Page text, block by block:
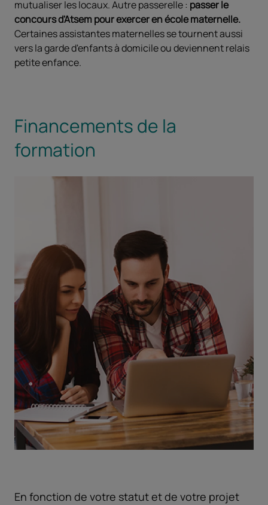
mutualiser les locaux. Autre passerelle : passer le
concours d'Atsem pour exercer en école maternelle.
Certaines assistantes maternelles se tournent aussi
vers la garde d'enfants à domicile ou deviennent relais
petite enfance.
Financements de la
formation
En fonction de votre statut et de votre projet